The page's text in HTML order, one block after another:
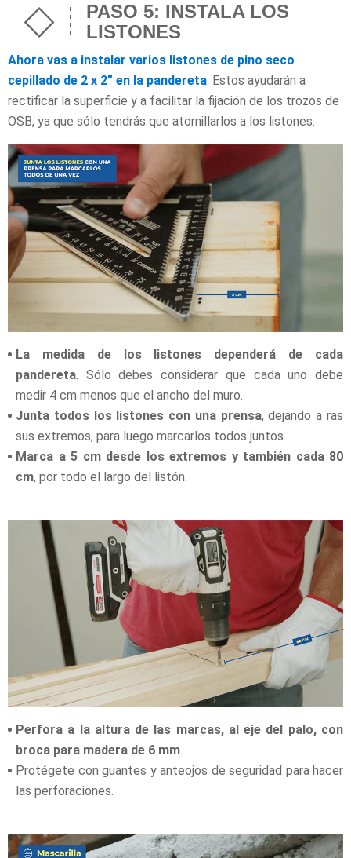
PASO 5: INSTALA LOS
LISTONES
Ahora vas a instalar varios listones de pino seco
cepillado de 2 x 2” en la pandereta. Estos ayudarán a
rectificar la superficie y a facilitar la fijación de los trozos de
OSB, ya que sólo tendrás que atornillarlos a los listones.
La medida de los listones dependerá de cada
pandereta. Sólo debes considerar que cada uno debe
medir 4 cm menos que el ancho del muro.
Junta todos los listones con una prensa, dejando a ras
sus extremos, para luego marcarlos todos juntos.
Marca a 5 cm desde los extremos y también cada 80
cm, por todo el largo del listón.
Perfora a la altura de las marcas, al eje del palo, con
broca para madera de 6 mm.
Protégete con guantes y anteojos de seguridad para hacer
las perforaciones.